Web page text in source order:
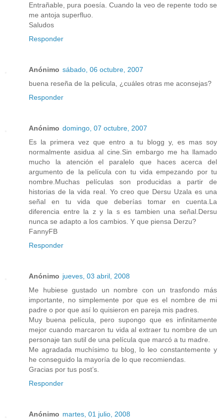
Entrañable, pura poesía. Cuando la veo de repente todo se
me antoja superfluo.
Saludos
Responder
Anónimo sábado, 06 octubre, 2007
buena reseña de la pelicula, ¿cuáles otras me aconsejas?
Responder
Anónimo domingo, 07 octubre, 2007
Es la primera vez que entro a tu blogg y, es mas soy
normalmente asidua al cine.Sin embargo me ha llamado
mucho la atención el paralelo que haces acerca del
argumento de la película con tu vida empezando por tu
nombre.Muchas películas son producidas a partir de
historias de la vida real. Yo creo que Dersu Uzala es una
señal en tu vida que deberías tomar en cuenta.La
diferencia entre la z y la s es tambien una señal.Dersu
nunca se adapto a los cambios. Y que piensa Derzu?
FannyFB
Responder
Anónimo jueves, 03 abril, 2008
Me hubiese gustado un nombre con un trasfondo más
importante, no simplemente por que es el nombre de mi
padre o por que así lo quisieron en pareja mis padres.
Muy buena película, pero supongo que es infinitamente
mejor cuando marcaron tu vida al extraer tu nombre de un
personaje tan sutil de una película que marcó a tu madre.
Me agradada muchísimo tu blog, lo leo constantemente y
he conseguido la mayoría de lo que recomiendas.
Gracias por tus post’s.
Responder
Anónimo martes, 01 julio, 2008